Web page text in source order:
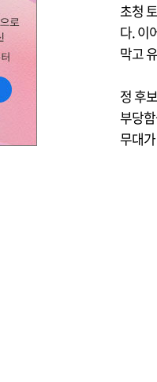
초청
다. 이
막고
정 후
부당
무대